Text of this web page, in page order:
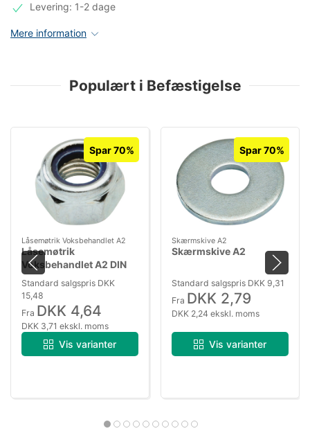
Levering: 1-2 dage
Mere information
Populært i Befæstigelse
Spar 70%
Låsemøtrik Voksbehandlet A2
Låsemøtrik
Voksbehandlet A2 DIN
985
Standard salgspris DKK
15,48
Fra DKK 4,64
DKK 3,71 ekskl. moms
Vis varianter
Spar 70%
Skærmskive A2
Skærmskive A2
Standard salgspris DKK 9,31
Fra DKK 2,79
DKK 2,24 ekskl. moms
Vis varianter